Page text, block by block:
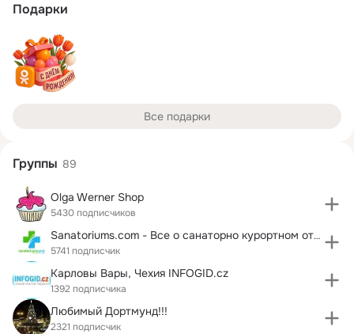
Подарки
Все подарки
Группы 89
Olga Werner Shop
5430 подписчиков
Sanatoriums.com - Все о санаторно курортном отдыхе
5741 подписчик
Карловы Вары, Чехия INFOGID.cz
1392 подписчика
Любимый Дортмунд!!!
2321 подписчик